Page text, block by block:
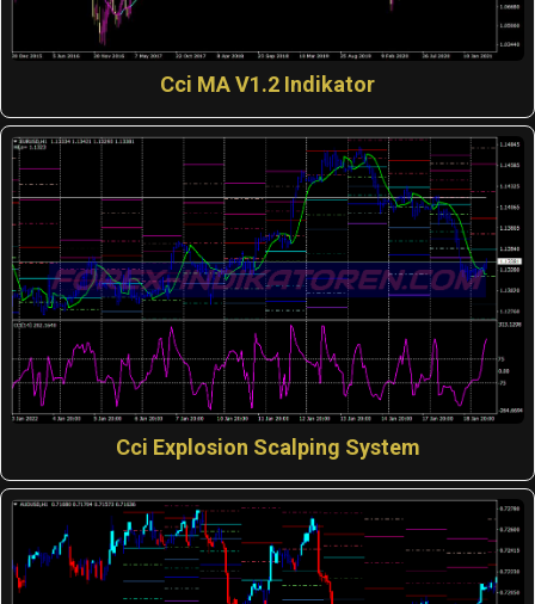
Cci MA V1.2 Indikator
Cci Explosion Scalping System